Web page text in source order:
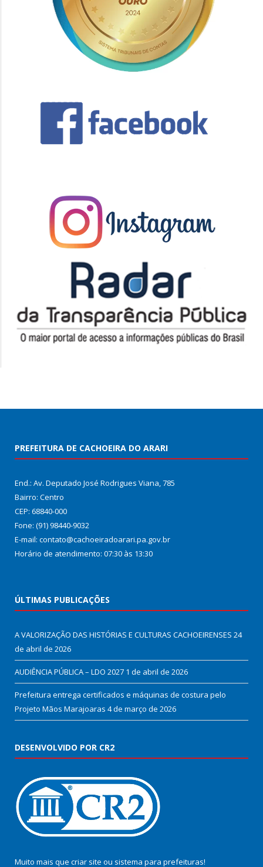
PREFEITURA DE CACHOEIRA DO ARARI
End.: Av. Deputado José Rodrigues Viana, 785
Bairro: Centro
CEP: 68840-000
Fone: (91) 98440-9032
E-mail: contato@cachoeiradoarari.pa.gov.br
Horário de atendimento: 07:30 às 13:30
ÚLTIMAS PUBLICAÇÕES
A VALORIZAÇÃO DAS HISTÓRIAS E CULTURAS CACHOEIRENSES 24
de abril de 2026
AUDIÊNCIA PÚBLICA – LDO 2027 1 de abril de 2026
Prefeitura entrega certificados e máquinas de costura pelo
Projeto Mãos Marajoaras 4 de março de 2026
DESENVOLVIDO POR CR2
Muito mais que criar site ou sistema para prefeituras!